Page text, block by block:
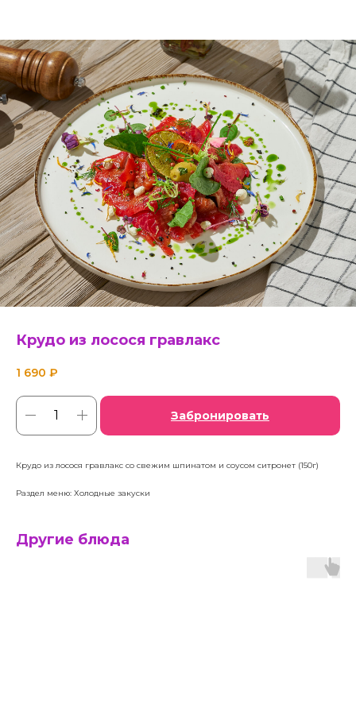
Крудо из лосося гравлакс
1 690 ₽
Забронировать
Крудо из лосося гравлакс со свежим шпинатом и соусом ситронет (150г)
Раздел меню: Холодные закуски
Другие блюда